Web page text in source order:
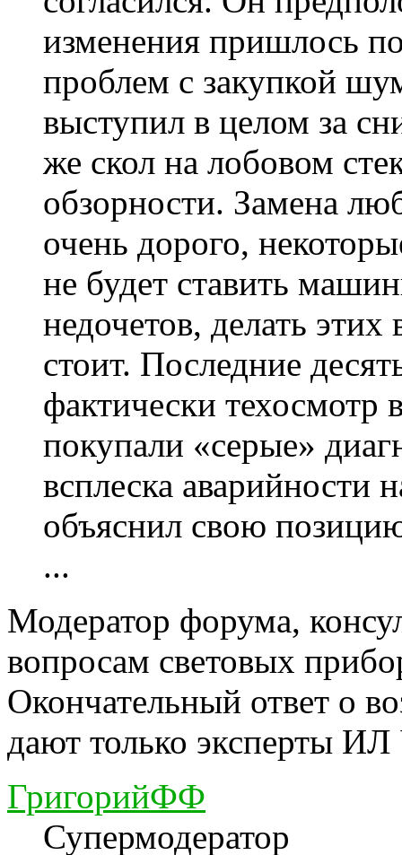
изменения пришлось
проблем с закупкой
выступил в целом за
же скол на лобовом
обзорности. Замена
очень дорого,
не будет ставить
недочетов, делать
стоит. Последние
фактически техосмотр
покупали «серые»
всплеска
объяснил свою
...
Модератор форума,
вопросам световых
Окончательный ответ о
дают только эксперты ИЛ
ГригорийФФ
Супермодератор